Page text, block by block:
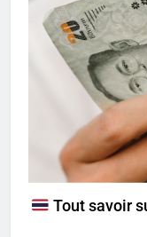
Tout savoir